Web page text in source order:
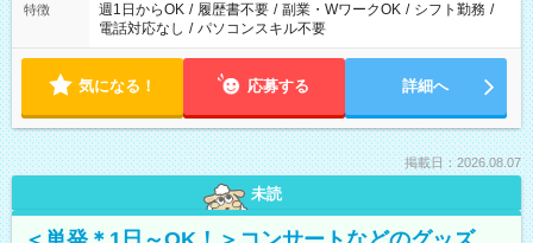
特徴 週1日からOK / 履歴書不要 / 副業・WワークOK / シフト勤務 /
電話対応なし / パソコンスキル不要
気になる！ 応募する 詳細へ
掲載日：2026.08.07
未読